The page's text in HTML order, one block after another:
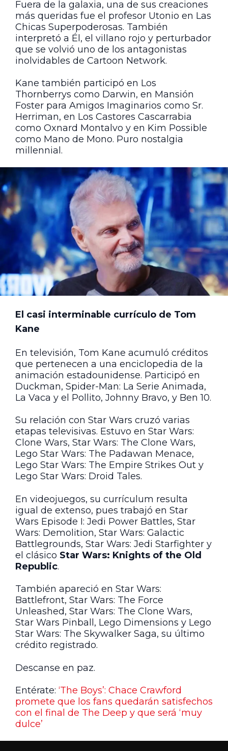
Fuera de la galaxia, una de sus creaciones
más queridas fue el profesor Utonio en Las
Chicas Superpoderosas. También
interpretó a Él, el villano rojo y perturbador
que se volvió uno de los antagonistas
inolvidables de Cartoon Network.
Kane también participó en Los
Thornberrys como Darwin, en Mansión
Foster para Amigos Imaginarios como Sr.
Herriman, en Los Castores Cascarrabia
como Oxnard Montalvo y en Kim Possible
como Mano de Mono. Puro nostalgia
millennial.
El casi interminable currículo de Tom
Kane
En televisión, Tom Kane acumuló créditos
que pertenecen a una enciclopedia de la
animación estadounidense. Participó en
Duckman, Spider-Man: La Serie Animada,
La Vaca y el Pollito, Johnny Bravo, y Ben 10.
Su relación con Star Wars cruzó varias
etapas televisivas. Estuvo en Star Wars:
Clone Wars, Star Wars: The Clone Wars,
Lego Star Wars: The Padawan Menace,
Lego Star Wars: The Empire Strikes Out y
Lego Star Wars: Droid Tales.
En videojuegos, su currículum resulta
igual de extenso, pues trabajó en Star
Wars Episode I: Jedi Power Battles, Star
Wars: Demolition, Star Wars: Galactic
Battlegrounds, Star Wars: Jedi Starfighter y
el clásico Star Wars: Knights of the Old
Republic.
También apareció en Star Wars:
Battlefront, Star Wars: The Force
Unleashed, Star Wars: The Clone Wars,
Star Wars Pinball, Lego Dimensions y Lego
Star Wars: The Skywalker Saga, su último
crédito registrado.
Descanse en paz.
Entérate: ‘The Boys’: Chace Crawford
promete que los fans quedarán satisfechos
con el final de The Deep y que será ‘muy
dulce’